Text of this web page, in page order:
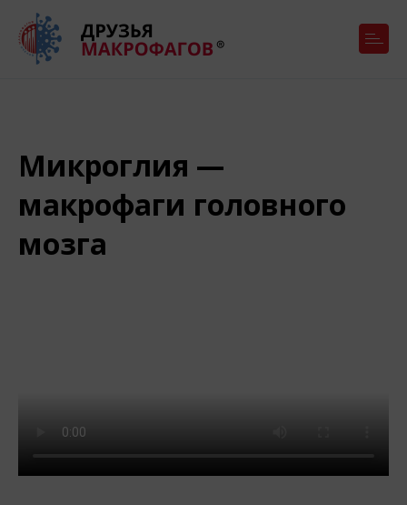
Микроглия —
макрофаги головного
мозга